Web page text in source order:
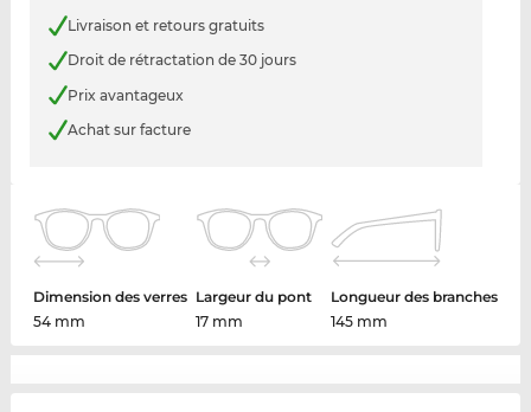
Livraison et retours gratuits
Droit de rétractation de 30 jours
Prix avantageux
Achat sur facture
Dimension des verres
54 mm
Largeur du pont
17 mm
Longueur des branches
145 mm